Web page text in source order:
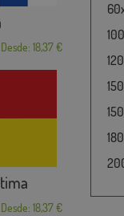
Desde: 18,37 €
Desde: 18,37 €